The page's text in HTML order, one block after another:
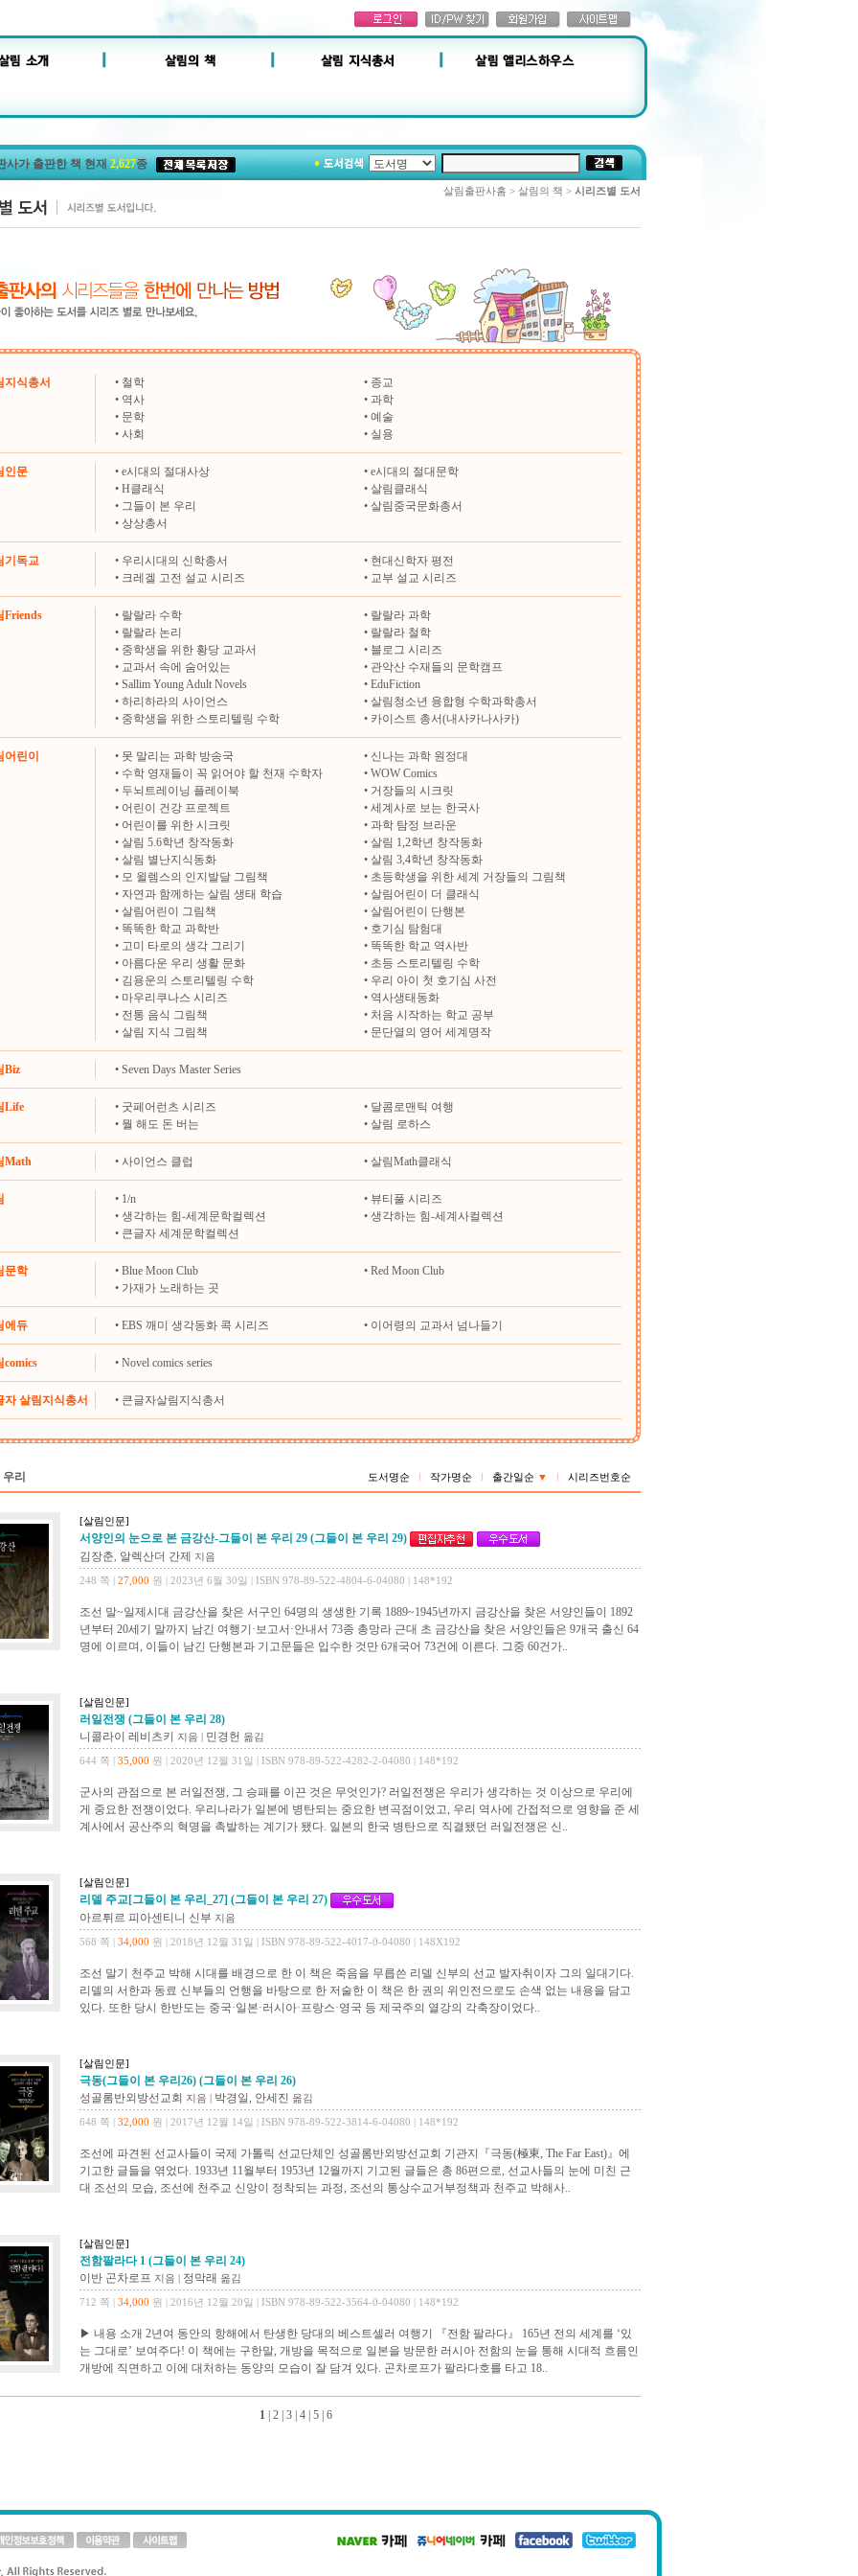
사가 출판한 책 현재2,627종
살림출판사홈 > 살림의 책 > 시리즈별 도서
지식총서 • 철학 • 종교
• 역사 • 과학
• 문학 • 예술
• 사회 • 실용
인문 • e시대의 절대사상 • e시대의 절대문학
• H클래식 • 살림클래식
• 그들이 본 우리 • 살림중국문화총서
• 상상총서
기독교 • 우리시대의 신학총서 • 현대신학자 평전
• 크레겔 고전 설교 시리즈 • 교부 설교 시리즈
Friends • 랄랄라 수학 • 랄랄라 과학
• 랄랄라 논리 • 랄랄라 철학
• 중학생을 위한 황당 교과서 • 블로그 시리즈
• 교과서 속에 숨어있는 • 관악산 수재들의 문학캠프
• Sallim Young Adult Novels • EduFiction
• 하리하라의 사이언스 • 살림청소년 융합형 수학과학총서
• 중학생을 위한 스토리텔링 수학 • 카이스트 총서(내사카나사카)
어린이 • 못 말리는 과학 방송국 • 신나는 과학 원정대
• 수학 영재들이 꼭 읽어야 할 천재 수학자 • WOW Comics
• 두뇌트레이닝 플레이북 • 거장들의 시크릿
• 어린이 건강 프로젝트 • 세계사로 보는 한국사
• 어린이를 위한 시크릿 • 과학 탐정 브라운
• 살림 5.6학년 창작동화 • 살림 1,2학년 창작동화
• 살림 별난지식동화 • 살림 3,4학년 창작동화
• 모 윌렘스의 인지발달 그림책 • 초등학생을 위한 세계 거장들의 그림책
• 자연과 함께하는 살림 생태 학습 • 살림어린이 더 클래식
• 살림어린이 그림책 • 살림어린이 단행본
• 똑똑한 학교 과학반 • 호기심 탐험대
• 고미 타로의 생각 그리기 • 똑똑한 학교 역사반
• 아름다운 우리 생활 문화 • 초등 스토리텔링 수학
• 김용운의 스토리텔링 수학 • 우리 아이 첫 호기심 사전
• 마우리쿠나스 시리즈 • 역사생태동화
• 전통 음식 그림책 • 처음 시작하는 학교 공부
• 살림 지식 그림책 • 문단열의 영어 세계명작
Biz • Seven Days Master Series
Life • 굿페어런츠 시리즈 • 달콤로맨틱 여행
• 뭘 해도 돈 버는 • 살림 로하스
Math • 사이언스 클럽 • 살림Math클래식
• 1/n • 뷰티풀 시리즈
• 생각하는 힘-세계문학컬렉션 • 생각하는 힘-세계사컬렉션
• 큰글자 세계문학컬렉션
문학 • Blue Moon Club • Red Moon Club
• 가재가 노래하는 곳
에듀 • EBS 깨미 생각동화 콕 시리즈 • 이어령의 교과서 넘나들기
comics • Novel comics series
자 살림지식총서 • 큰글자살림지식총서
리 도서명순 작가명순 출간일순 ▼ 시리즈번호순
[살림인문]
서양인의 눈으로 본 금강산-그들이 본 우리 29 (그들이 본 우리 29)
김장춘 알렉산더 간제 지음
248 쪽 | 27,000 원 | 2023년 6월 30일 | ISBN 978-89-522-4804-6-04080 | 148*192
조선 말~일제시대 금강산을 찾은 서구인 64명의 생생한 기록 1889~1945년까지 금강산을 찾은 서양인들이 1892
년부터 20세기 말까지 남긴 여행기·보고서·안내서 73종 총망라 근대 초 금강산을 찾은 서양인들은 9개국 출신 64
명에 이르며, 이들이 남긴 단행본과 기고문들은 입수한 것만 6개국어 73건에 이른다. 그중 60건가..
[살림인문]
러일전쟁 (그들이 본 우리 28)
니콜라이 레비츠키
지음 | 민경헌 옮김
644 쪽 | 35,000 원 | 2020년 12월 31일 | ISBN 978-89-522-4282-2-04080 | 148*192
군사의 관점으로 본 러일전쟁, 그 승패를 이끈 것은 무엇인가? 러일전쟁은 우리가 생각하는 것 이상으로 우리에
게 중요한 전쟁이었다. 우리나라가 일본에 병탄되는 중요한 변곡점이었고, 우리 역사에 간접적으로 영향을 준 세
계사에서 공산주의 혁명을 촉발하는 계기가 됐다. 일본의 한국 병탄으로 직결됐던 러일전쟁은 신..
[살림인문]
리델 주교[그들이 본 우리_27] (그들이 본 우리 27)
아르튀르 피아센티니 신부 지음
568 쪽 | 34,000 원 | 2018년 12월 31일 | ISBN 978-89-522-4017-0-04080 | 148X192
조선 말기 천주교 박해 시대를 배경으로 한 이 책은 죽음을 무릅쓴 리델 신부의 선교 발자취이자 그의 일대기다.
리델의 서한과 동료 신부들의 언행을 바탕으로 한 저술한 이 책은 한 권의 위인전으로도 손색 없는 내용을 담고
있다. 또한 당시 한반도는 중국·일본·러시아·프랑스·영국 등 제국주의 열강의 각축장이었다..
[살림인문]
극동(그들이 본 우리26) (그들이 본 우리 26)
성골롬반외방선교회 지음 | 박경일, 안세진 옮김
648 쪽 | 32,000 원 | 2017년 12월 14일 | ISBN 978-89-522-3814-6-04080 | 148*192
조선에 파견된 선교사들이 국제 가톨릭 선교단체인 성골롬반외방선교회 기관지『극동(極東, The Far East)』에
기고한 글들을 엮었다. 1933년 11월부터 1953년 12월까지 기고된 글들은 총 86편으로, 선교사들의 눈에 미친 근
대 조선의 모습, 조선에 천주교 신앙이 정착되는 과정, 조선의 통상수교거부정책과 천주교 박해사..
[살림인문]
전함팔라다 1 (그들이 본 우리 24)
이반 곤차로프 지음 | 정막래 옮김
712 쪽 | 34,000 원 | 2016년 12월 20일 | ISBN 978-89-522-3564-0-04080 | 148*192
▶ 내용 소개 2년여 동안의 항해에서 탄생한 당대의 베스트셀러 여행기 『전함 팔라다』 165년 전의 세계를 ‘있
는 그대로’ 보여주다! 이 책에는 구한말, 개방을 목적으로 일본을 방문한 러시아 전함의 눈을 통해 시대적 흐름인
개방에 직면하고 이에 대처하는 동양의 모습이 잘 담겨 있다. 곤차로프가 팔라다호를 타고 18..
1 2| 3| 4| 5| 6